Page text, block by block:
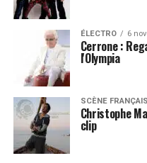
ÉLECTRO 6
Cerrone :
l'Olympia
SCÈNE
Christophe
clip